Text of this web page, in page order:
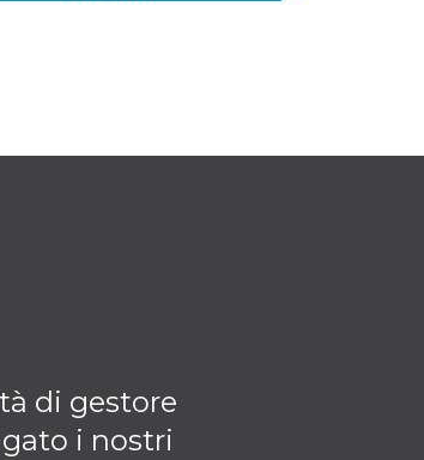
di gestore
i nostri